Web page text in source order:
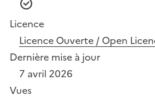
Licence
Licence Ouverte / Open
Dernière mise à jour
7 avril 2026
Vues